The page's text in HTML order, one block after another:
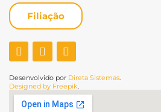
Filiação
Desenvolvido por Direta Sistemas
Designed by Freepik